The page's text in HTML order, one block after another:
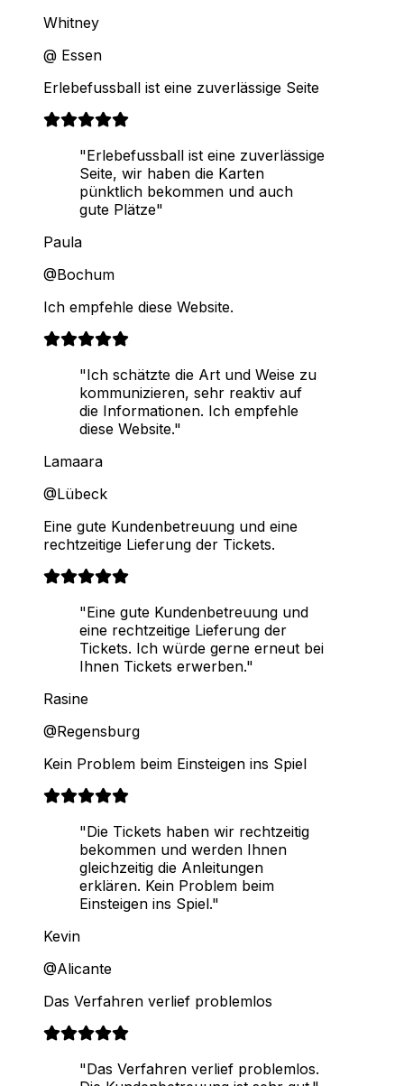
Whitney
@ Essen
Erlebefussball ist eine zuverlässige Seite
"Erlebefussball ist eine zuverlässige
Seite, wir haben die Karten
pünktlich bekommen und auch
gute Plätze"
Paula
@Bochum
Ich empfehle diese Website.
"Ich schätzte die Art und Weise zu
kommunizieren, sehr reaktiv auf
die Informationen. Ich empfehle
diese Website."
Lamaara
@Lübeck
Eine gute Kundenbetreuung und eine
rechtzeitige Lieferung der Tickets.
"Eine gute Kundenbetreuung und
eine rechtzeitige Lieferung der
Tickets. Ich würde gerne erneut bei
Ihnen Tickets erwerben."
Rasine
@Regensburg
Kein Problem beim Einsteigen ins Spiel
"Die Tickets haben wir rechtzeitig
bekommen und werden Ihnen
gleichzeitig die Anleitungen
erklären. Kein Problem beim
Einsteigen ins Spiel."
Kevin
@Alicante
Das Verfahren verlief problemlos
"Das Verfahren verlief problemlos.